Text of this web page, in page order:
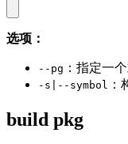
选项：
--pg ：指定一
-s|--symbol ：
build pkg